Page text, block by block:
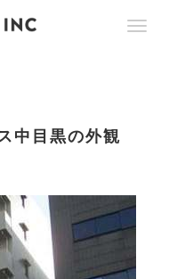
中目黒の外観